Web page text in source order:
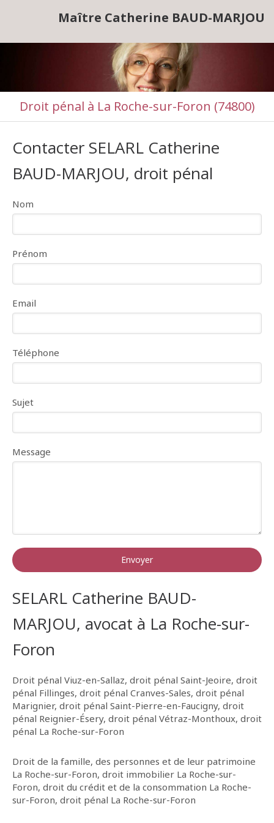
Maître Catherine BAUD-MARJOU
Droit pénal à La Roche-sur-Foron (74800)
Contacter SELARL Catherine
BAUD-MARJOU, droit pénal
Nom
Prénom
Email
Téléphone
Sujet
Message
Envoyer
SELARL Catherine BAUD-
MARJOU, avocat à La Roche-sur-
Foron
Droit pénal Viuz-en-Sallaz, droit pénal Saint-Jeoire, droit
pénal Fillinges, droit pénal Cranves-Sales, droit pénal
Marignier, droit pénal Saint-Pierre-en-Faucigny, droit
pénal Reignier-Ésery, droit pénal Vétraz-Monthoux, droit
pénal La Roche-sur-Foron
Droit de la famille, des personnes et de leur patrimoine
La Roche-sur-Foron, droit immobilier La Roche-sur-
Foron, droit du crédit et de la consommation La Roche-
sur-Foron, droit pénal La Roche-sur-Foron